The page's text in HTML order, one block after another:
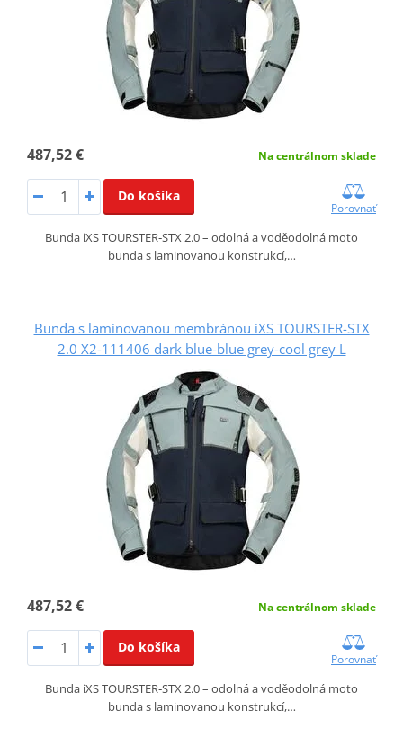
487,52 € Na centrálnom sklade
Do košíka
Porovnať
Bunda iXS TOURSTER‑STX 2.0 – odolná a voděodolná moto
bunda s laminovanou konstrukcí,…
Bunda s laminovanou membránou iXS TOURSTER-STX
2.0 X2-111406 dark blue-blue grey-cool grey L
487,52 € Na centrálnom sklade
Do košíka
Porovnať
Bunda iXS TOURSTER‑STX 2.0 – odolná a voděodolná moto
bunda s laminovanou konstrukcí,…